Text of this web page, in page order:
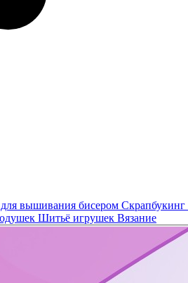
вышивания бисером Скрапбукинг
Шитьё игрушек Вязание